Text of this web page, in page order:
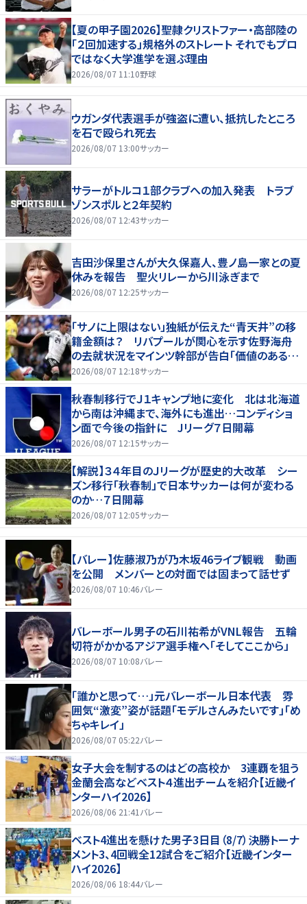
【夏の甲子園2026】聖隷クリストファー・高部陸の
「２回加速する」規格外のストレート それでもプロ
ではなく大学進学を選ぶ理由
2026/08/07 11:10野球
ウガンダ代表選手が強盗に遭い、抵抗したところ
を石で殴られ死去
2026/08/07 13:00サッカー
サラーがトルコ１部クラブへの加入発表 トラブ
ゾンスポルと２年契約
2026/08/07 12:43サッカー
吉田沙保里さんが大久保嘉人、豊ノ島一家との夏
休みを報告 聖火リレーから川泳ぎまで
2026/08/07 12:25サッカー
「サノに上限はない」独紙が伝えた“青天井”の移
籍金額は？ リバプールが関心を示す佐野海舟
の去就状況をマインツ幹部が告白「価値のあるも
のになる」
2026/08/07 12:18サッカー
秋春制移行でＪ１キャンプ地に変化 北は北海道
から南は沖縄まで、海外にも進出…コンディショ
ン面で今後の指針に Jリーグ７日開幕
2026/08/07 12:15サッカー
【解説】３４年目のＪリーグが歴史的大改革 シー
ズン移行「秋春制」で日本サッカーは何が変わる
のか…７日開幕
2026/08/07 12:05サッカー
【バレー】佐藤淑乃が乃木坂46ライブ観戦 動画
を公開 メンバーとの対面では固まって話せず
2026/08/07 10:46バレー
バレーボール男子の石川祐希がVNL報告 五輪
切符がかかるアジア選手権へ「そしてここから」
2026/08/07 10:08バレー
「誰かと思って…」元バレーボール日本代表 雰
囲気“激変”姿が話題「モデルさんみたいです」「め
ちゃキレイ」
2026/08/07 05:22バレー
女子大会を制するのはどの高校か 3連覇を狙う
金蘭会高などベスト４進出チームを紹介【近畿イ
ンターハイ2026】
2026/08/06 21:41 バレー
ベスト4進出を懸けた男子3日目（8/7）決勝トーナ
メント3、4回戦全12試合をご紹介【近畿インター
ハイ2026】
2026/08/06 18:44バレー